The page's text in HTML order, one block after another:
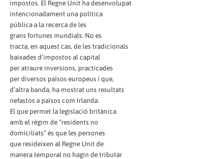
impostos. El Regne Unit ha desenvolupat
intencionadament una política
pública a la recerca de les
grans fortunes mundials. No es
tracta, en aquest cas, de les tradicionals
baixades d’impostos al capital
per atraure inversions, practicades
per diversos països europeus i que,
d’altra banda, ha mostrat uns resultats
nefastos a països com Irlanda.
El que permet la legislació britànica
amb el règim de “residents no
domiciliats” és que les persones
que resideixen al Regne Unit de
manera temporal no hagin de tributar